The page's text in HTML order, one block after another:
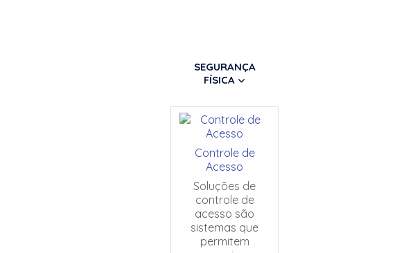
SEGURANÇA
FÍSICA
Controle de
Acesso
Soluções de
controle de
acesso são
sistemas que
permitem